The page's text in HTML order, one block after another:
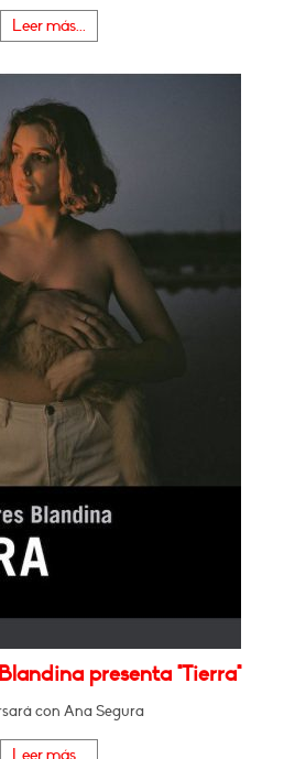
Leer más...
presenta "Tierra"
con Ana Segura
Leer más...